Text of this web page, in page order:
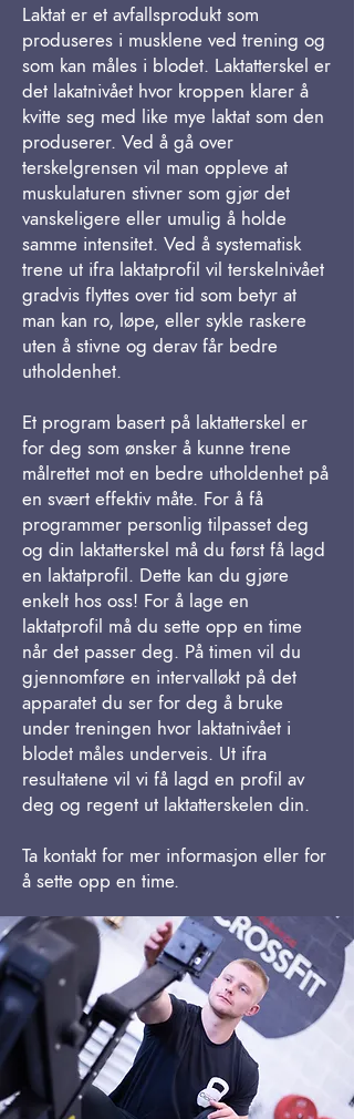
Laktat er et avfallsprodukt som
produseres i musklene ved trening og
som kan måles i blodet. Laktatterskel er
det lakatnivået hvor kroppen klarer å
kvitte seg med like mye laktat som den
produserer. Ved å gå over
terskelgrensen vil man oppleve at
muskulaturen stivner som gjør det
vanskeligere eller umulig å holde
samme intensitet. Ved å systematisk
trene ut ifra laktatprofil vil terskelnivået
gradvis flyttes over tid som betyr at
man kan ro, løpe, eller sykle raskere
uten å stivne og derav får bedre
utholdenhet.
Et program basert på laktatterskel er
for deg som ønsker å kunne trene
målrettet mot en bedre utholdenhet på
en svært effektiv måte. For å få
programmer personlig tilpasset deg
og din laktatterskel må du først få lagd
en laktatprofil. Dette kan du gjøre
enkelt hos oss! For å lage en
laktatprofil må du sette opp en time
når det passer deg. På timen vil du
gjennomføre en intervalløkt på det
apparatet du ser for deg å bruke
under treningen hvor laktatnivået i
blodet måles underveis. Ut ifra
resultatene vil vi få lagd en profil av
deg og regent ut laktatterskelen din.
Ta kontakt for mer informasjon eller for
å sette opp en time.